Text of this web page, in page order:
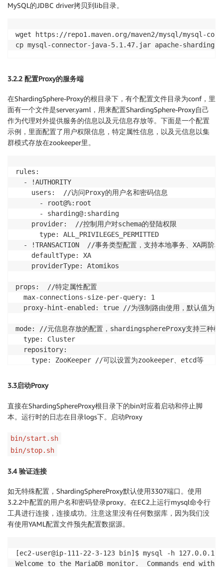
MySQL的JDBC driver拷贝到lib目录。
wget https://repo1.maven.org/maven2/mysql/mysql-
cp mysql-connector-java-5.1.47.jar apache-
3.2.2 配置Proxy的服务端
在ShardingSphere-Proxy的根目录下，有个配置文件目录为conf，里
面有一个文件是server.yaml，用来配置ShardingSphere-Proxy自己
作为代理对外提供服务的信息以及元信息存放等。下面是一个配置
示例，里面配置了用户权限信息，特定属性信息，以及元信息以集
群模式存放在zookeeper里。
rules:
  - !AUTHORITY
    users:  //访问Proxy的用户名和密码信息
      - root@%:root
      - sharding@:sharding
    provider:  //控制用户对schema的登陆权限
      type: ALL_PRIVILEGES_PERMITTED
- !TRANSACTION  //事务类型配置，支持本地事务、XA两阶
    defaultType: XA
    providerType: Atomikos
props:  //特定属性配置
  max-connections-size-per-query: 1
proxy-hint-enabled: true //为强制路由使用，默认值为
mode: //元信息存放的配置，shardingsphereProxy支持三种模
  type: Cluster
  repository:
    type: ZooKeeper //可以设置为zookeeper、etcd等
      namespace: shardingproxy
      server-lists: localhost:2181
      retryIntervalMilliseconds: 500
      timeToLiveSeconds: 60
      maxRetries: 3
      operationTimeoutMilliseconds: 500
3.3启动Proxy
直接在ShardingSphereProxy根目录下的bin对应着启动和停止脚
本。运行时的日志在目录logs下。启动Proxy
bin/start.sh
bin/stop.sh
3.4 验证连接
如无特殊配置，ShardingSphereProxy默认使用3307端口。使用
3.2.2中配置的用户名和密码登录proxy。在EC2上运行mysql命令行
工具进行连接，连接成功。注意这里没有任何数据库，因为我们没
有使用YAML配置文件预先配置数据源。
[ec2-user@ip-111-22-3-123 bin]$ mysql -h
Welcome to the MariaDB monitor.  Commands end